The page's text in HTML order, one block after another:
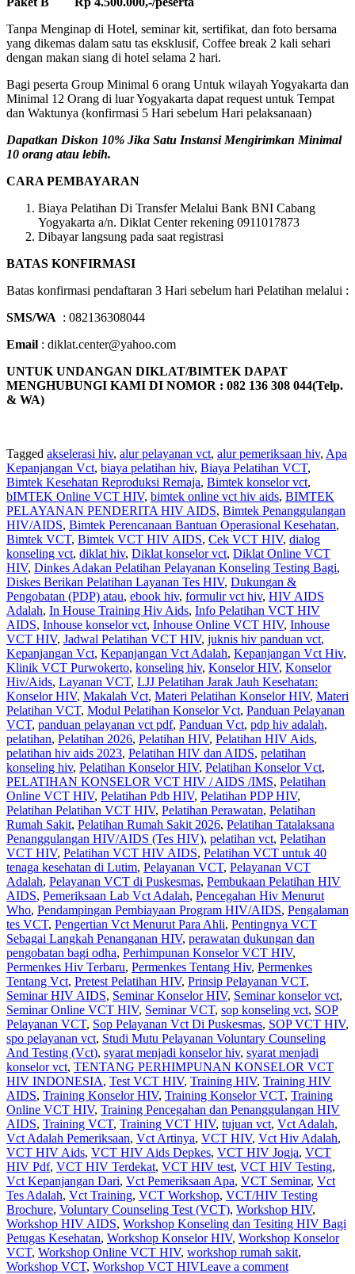
Tanpa Menginap di Hotel, seminar kit, sertifikat, dan foto bersama
yang dikemas dalam satu tas eksklusif, Coffee break 2 kali sehari
dengan makan siang di hotel selama 2 hari.
Bagi peserta Group Minimal 6 orang Untuk wilayah Yogyakarta dan
Minimal 12 Orang di luar Yogyakarta dapat request untuk Tempat
dan Waktunya (konfirmasi 5 Hari sebelum Hari pelaksanaan)
Dapatkan Diskon 10% Jika Satu Instansi Mengirimkan Minimal
10 orang atau lebih.
CARA PEMBAYARAN
Biaya Pelatihan Di Transfer Melalui Bank BNI Cabang
Yogyakarta a/n. Diklat Center rekening 0911017873
Dibayar langsung pada saat registrasi
BATAS KONFIRMASI
Batas konfirmasi pendaftaran 3 Hari sebelum hari Pelatihan melalui :
SMS/WA : 082136308044
Email : diklat.center@yahoo.com
UNTUK UNDANGAN DIKLAT/BIMTEK DAPAT
MENGHUBUNGI KAMI DI NOMOR : 082 136 308 044(Telp.
& WA)
Tagged akselerasi hiv, alur pelayanan vct, alur pemeriksaan hiv, Apa
Kepanjangan Vct, biaya pelatihan hiv, Biaya Pelatihan VCT,
Bimtek Kesehatan Reproduksi Remaja, Bimtek konselor vct,
bIMTEK Online VCT HIV, bimtek online vct hiv aids, BIMTEK
PELAYANAN PENDERITA HIV AIDS, Bimtek Penanggulangan
HIV/AIDS, Bimtek Perencanaan Bantuan Operasional Kesehatan,
Bimtek VCT, Bimtek VCT HIV AIDS, Cek VCT HIV, dialog
konseling vct, diklat hiv, Diklat konselor vct, Diklat Online VCT
HIV, Dinkes Adakan Pelatihan Pelayanan Konseling Testing Bagi,
Diskes Berikan Pelatihan Layanan Tes HIV, Dukungan &
Pengobatan (PDP) atau, ebook hiv, formulir vct hiv, HIV AIDS
Adalah, In House Training Hiv Aids, Info Pelatihan VCT HIV
AIDS, Inhouse konselor vct, Inhouse Online VCT HIV, Inhouse
VCT HIV, Jadwal Pelatihan VCT HIV, juknis hiv panduan vct,
Kepanjangan Vct, Kepanjangan Vct Adalah, Kepanjangan Vct Hiv,
Klinik VCT Purwokerto, konseling hiv, Konselor HIV, Konselor
Hiv/Aids, Layanan VCT, LJJ Pelatihan Jarak Jauh Kesehatan:
Konselor HIV, Makalah Vct, Materi Pelatihan Konselor HIV, Materi
Pelatihan VCT, Modul Pelatihan Konselor Vct, Panduan Pelayanan
VCT, panduan pelayanan vct pdf, Panduan Vct, pdp hiv adalah,
pelatihan, Pelatihan 2026, Pelatihan HIV, Pelatihan HIV Aids,
pelatihan hiv aids 2023, Pelatihan HIV dan AIDS, pelatihan
konseling hiv, Pelatihan Konselor HIV, Pelatihan Konselor Vct,
PELATIHAN KONSELOR VCT HIV / AIDS /IMS, Pelatihan
Online VCT HIV, Pelatihan Pdb HIV, Pelatihan PDP HIV,
Pelatihan Pelatihan VCT HIV, Pelatihan Perawatan, Pelatihan
Rumah Sakit‎, Pelatihan Rumah Sakit 2026, Pelatihan Tatalaksana
Penanggulangan HIV/AIDS (Tes HIV), pelatihan vct, Pelatihan
VCT HIV, Pelatihan VCT HIV AIDS, Pelatihan VCT untuk 40
tenaga kesehatan di Lutim, Pelayanan VCT, Pelayanan VCT
Adalah, Pelayanan VCT di Puskesmas, Pembukaan Pelatihan HIV
AIDS, Pemeriksaan Lab Vct Adalah, Pencegahan Hiv Menurut
Who, Pendampingan Pembiayaan Program HIV/AIDS, Pengalaman
tes VCT, Pengertian Vct Menurut Para Ahli, Pentingnya VCT
Sebagai Langkah Penanganan HIV, perawatan dukungan dan
pengobatan bagi odha, Perhimpunan Konselor VCT HIV,
Permenkes Hiv Terbaru, Permenkes Tentang Hiv, Permenkes
Tentang Vct, Pretest Pelatihan HIV, Prinsip Pelayanan VCT,
Seminar HIV AIDS, Seminar Konselor HIV, Seminar konselor vct,
Seminar Online VCT HIV, Seminar VCT, sop konseling vct, SOP
Pelayanan VCT, Sop Pelayanan Vct Di Puskesmas, SOP VCT HIV,
spo pelayanan vct, Studi Mutu Pelayanan Voluntary Counseling
And Testing (Vct), syarat menjadi konselor hiv, syarat menjadi
konselor vct, TENTANG PERHIMPUNAN KONSELOR VCT
HIV INDONESIA, Test VCT HIV, Training HIV, Training HIV
AIDS, Training Konselor HIV, Training Konselor VCT, Training
Online VCT HIV, Training Pencegahan dan Penanggulangan HIV
AIDS, Training VCT, Training VCT HIV, tujuan vct, Vct Adalah,
Vct Adalah Pemeriksaan, Vct Artinya, VCT HIV, Vct Hiv Adalah,
VCT HIV Aids, VCT HIV Aids Depkes, VCT HIV Jogja, VCT
HIV Pdf, VCT HIV Terdekat, VCT HIV test, VCT HIV Testing,
Vct Kepanjangan Dari, Vct Pemeriksaan Apa, VCT Seminar, Vct
Tes Adalah, Vct Training, VCT Workshop, VCT/HIV Testing
Brochure, Voluntary Counseling Test (VCT), Workshop HIV,
Workshop HIV AIDS, Workshop Konseling dan Tesiting HIV Bagi
Petugas Kesehatan, Workshop Konselor HIV, Workshop Konselor
VCT, Workshop Online VCT HIV, workshop rumah sakit,
Workshop VCT, Workshop VCT HIVLeave a comment